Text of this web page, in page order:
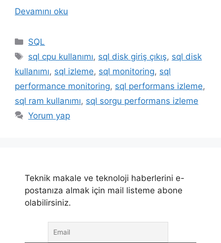
Devamını oku
Kategoriler
SQL
Etiketler
sql cpu kullanımı, sql disk giriş çıkış, sql disk
kullanımı, sql izleme, sql monitoring, sql
performance monitoring, sql performans izleme,
sql ram kullanımı, sql sorgu performans izleme
Yorum yap
Teknik makale ve teknoloji haberlerini e-
postanıza almak için mail listeme abone
olabilirsiniz.